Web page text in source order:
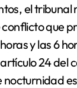
el
que
y las 6
24